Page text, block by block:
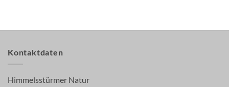
Kontaktdaten
Himmelsstürmer Natur